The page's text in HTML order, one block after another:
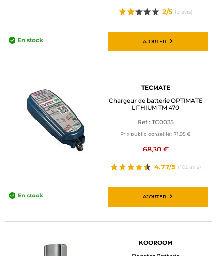
2/5 (3 avis)
En stock AJOUTER
TECMATE
Chargeur de batterie OPTIMATE
LITHIUM TM 470
Ref : TC0035
Prix public conseillé : 71,95 €
68,30 €
4.77/5 (102 avis)
En stock AJOUTER
KOOROOM